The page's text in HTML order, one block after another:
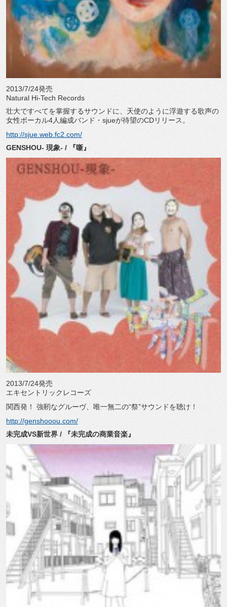
2013/7/24発売
Natural Hi-Tech Records
壮大ですべてを掌握するサウンドに、天使のように浮遊する歌声の
女性ボーカル4人編成バンド・sjueが待望のCDリリース。
http://sjue.web.fc2.com/
GENSHOU- 現象- / 『噺』
2013/7/24発売
エキセントリックレコーズ
関西発！ 強靭なグルーヴ、唯一無二の“祭”サウンドを聴け！
http://genshooou.com/
未完成VS新世界 / 『未完成の商業音楽』